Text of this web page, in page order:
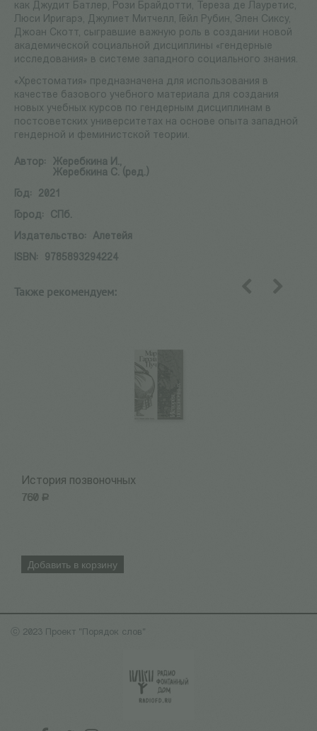
как Джудит Батлер, Рози Брайдотти, Тереза де Лауретис,
Люси Иригарэ, Джулиет Митчелл, Гейл Рубин, Элен Сиксу,
Джоан Скотт, сыгравшие важную роль в создании новой
академической социальной дисциплины «гендерные
исследования» в системе западного социального знания.
«Хрестоматия» предназначена для использования в
качестве базового учебного материала для создания
новых учебных курсов по гендерным дисциплинам в
постсоветских университетах на основе опыта западной
гендерной и феминистской теории.
Автор:
Жеребкина И.,
Жеребкина С. (ред.)
Год:
2021
Город:
СПб.
Издательство:
Алетейя
ISBN:
9785893294224
Также рекомендуем:
История позвоночных
760 Р
Добавить в корзину
ⓒ 2023 Проект "Порядок слов"